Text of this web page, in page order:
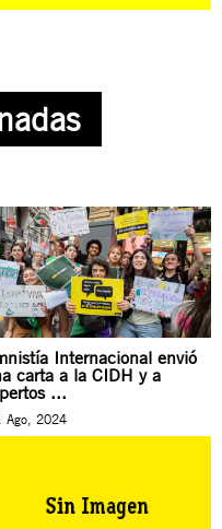
Internacional envió
carta a la CIDH y a
...
Ago, 2024